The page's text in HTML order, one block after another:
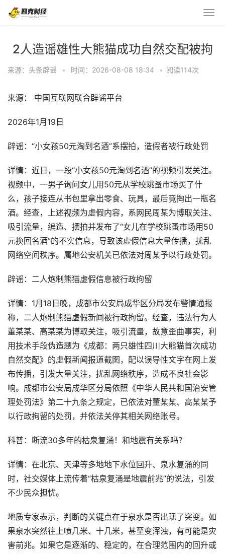
2人造谣雄性大熊猫成功自然交配被拘
来源：头条辟谣 • 时间：2026-08-08 18:34 • 阅读114次
来源： 中国互联网联合辟谣平台
2026年1月19日
辟谣：“小女孩50元淘到名酒”系摆拍，造假者被行政处罚
详情：近日，一段“小女孩50元淘到名酒”的视频引发关注。
视频中，一男子询问女儿用50元从学校跳蚤市场买了什
么，孩子接连从书包里拿出零食、玩具，最后竟掏出一瓶名
酒。经查，上述视频为虚假内容，系网民周某为博取关注、
吸引流量，编造、摆拍并发布了“女儿在学校跳蚤市场用50
元换回名酒”的不实信息，导致该虚假信息大量传播，扰乱
网络空间秩序。属地公安机关已依法对周某予以行政处罚。
辟谣：二人炮制熊猫虚假信息被行政拘留
详情：1月18日晚，成都市公安局成华区分局发布警情通报
称，二人炮制熊猫虚假新闻被行政拘留。经查，违法行为人
董某某、高某某为博取关注，吸引流量，故意歪曲事实，利
用技术手段伪造题为《成都：两只雄性四川大熊猫首次成功
自然交配》的虚假新闻报道截图，配以误导性文字在网上发
布传播，引发大量关注，扰乱网络秩序，造成不良社会影
响。成都市公安局成华区分局依照《中华人民共和国治安管
理处罚法》第二十九条之规定，已依法对董某某、高某某予
以行政拘留的处罚，并依法关停其相关网络账号。
科普：断流30多年的枯泉复涌！和地震有关系吗？
详情：在北京、天津等多地地下水位回升、泉水复涌的同
时，社交媒体上流传着“枯泉复涌是地震前兆”的说法，引发
不少民众担忧。
地质专家表示，判断的关键点在于泉水是否出现了突变。如
果泉水突然往上喷几米、十几米，甚至变浑浊，有可能是灾
害前兆。如果它是逐渐的、稳定的，在合理范围内的回升或